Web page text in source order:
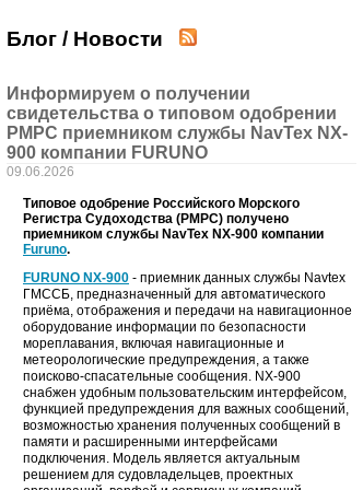
Блог / Новости
Информируем о получении
свидетельства о типовом одобрении
РМРС приемником службы NavTex NX-
900 компании FURUNO
09.06.2026
Типовое одобрение Российского Морского
Регистра Судоходства (РМРС) получено
приемником службы NavTex NX-900 компании
Furuno.
FURUNO NX-900 - приемник данных службы Navtex
ГМССБ, предназначенный для автоматического
приёма, отображения и передачи на навигационное
оборудование информации по безопасности
мореплавания, включая навигационные и
метеорологические предупреждения, а также
поисково-спасательные сообщения. NX-900
снабжен удобным пользовательским интерфейсом,
функцией предупреждения для важных сообщений,
возможностью хранения полученных сообщений в
памяти и расширенными интерфейсами
подключения. Модель является актуальным
решением для судовладельцев, проектных